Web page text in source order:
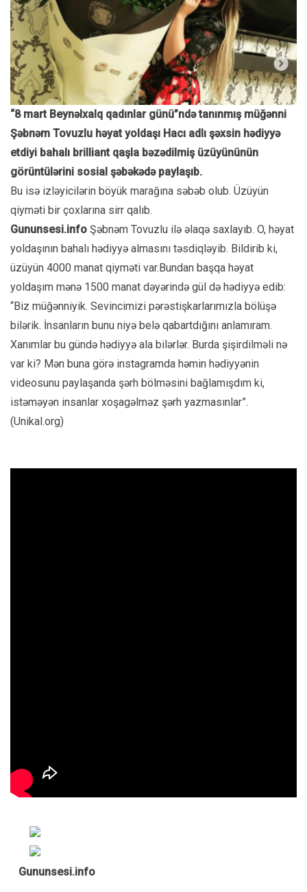
“8 mart Beynəlxalq qadınlar günü”ndə tanınmış müğənni
Şəbnəm Tovuzlu həyat yoldaşı Hacı adlı şəxsin hədiyyə
etdiyi bahalı brilliant qaşla bəzədilmiş üzüyününün
görüntülərini sosial şəbəkədə paylaşıb.
Bu isə izləyicilərin böyük marağına səbəb olub. Üzüyün
qiyməti bir çoxlarına sirr qalıb.
Gununsesi.info Şəbnəm Tovuzlu ilə əlaqə saxlayıb. O, həyat
yoldaşının bahalı hədiyyə almasını təsdiqləyib. Bildirib ki,
üzüyün 4000 manat qiyməti var.Bundan başqa həyat
yoldaşım mənə 1500 manat dəyərində gül də hədiyyə edib:
“Biz müğənniyik. Sevincimizi pərəstişkarlarımızla bölüşə
bilərik. İnsanların bunu niyə belə qabartdığını anlamıram.
Xanımlar bu gündə hədiyyə ala bilərlər. Burda şişirdilməli nə
var ki? Mən buna görə instagramda həmin hədiyyənin
videosunu paylaşanda şərh bölməsini bağlamışdım ki,
istəməyən insanlar xoşagəlməz şərh yazmasınlar”.
(Unikal.org)
Gununsesi.info